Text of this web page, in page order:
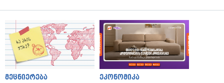
მეცნიერება ეკონომიკა